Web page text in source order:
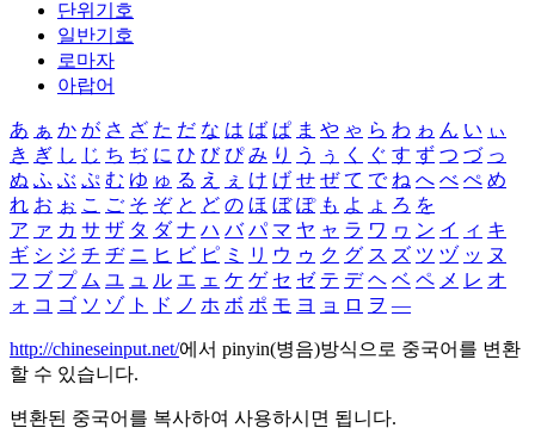
단위기호
일반기호
로마자
아랍어
あ ぁ か が さ ざ た だ な は ば ぱ ま や ゃ ら わ ゎ ん い ぃ
き ぎ し じ ち ぢ に ひ び ぴ み り う ぅ く ぐ す ず つ づ っ
ぬ ふ ぶ ぷ む ゆ ゅ る え ぇ け げ せ ぜ て で ね へ べ ぺ め
れ お ぉ こ ご そ ぞ と ど の ほ ぼ ぽ も よ ょ ろ を
ア ァ カ サ ザ タ ダ ナ ハ バ パ マ ヤ ャ ラ ワ ヮ ン イ ィ キ
ギ シ ジ チ ヂ ニ ヒ ビ ピ ミ リ ウ ゥ ク グ ス ズ ツ ヅ ッ ヌ
フ ブ プ ム ユ ュ ル エ ェ ケ ゲ セ ゼ テ デ ヘ ベ ペ メ レ オ
ォ コ ゴ ソ ゾ ト ド ノ ホ ボ ポ モ ヨ ョ ロ ヲ ―
http://chineseinput.net/에서 pinyin(병음)방식으로 중국어를 변환
할 수 있습니다.
변환된 중국어를 복사하여 사용하시면 됩니다.